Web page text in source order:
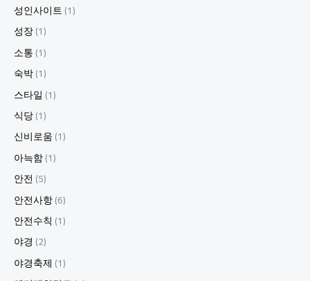
성인사이트(1)
성장(1)
소통(1)
숙박(1)
스타일(1)
식당(1)
신비로움(1)
아늑함(1)
안전(5)
안전사항(6)
안전수칙 (1)
야경 (2)
야경축제 (1)